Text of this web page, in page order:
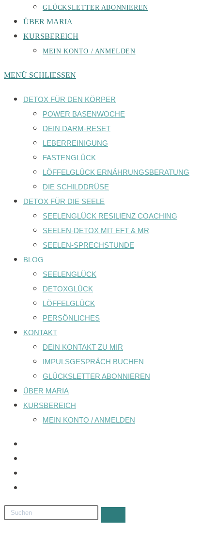
GLÜCKSLETTER ABONNIEREN
ÜBER MARIA
KURSBEREICH
MEIN KONTO / ANMELDEN
MENÜ SCHLIESSEN
DETOX FÜR DEN KÖRPER
POWER BASENWOCHE
DEIN DARM-RESET
LEBERREINIGUNG
FASTENGLÜCK
LÖFFELGLÜCK ERNÄHRUNGSBERATUNG
DIE SCHILDDRÜSE
DETOX FÜR DIE SEELE
SEELENGLÜCK RESILIENZ COACHING
SEELEN-DETOX MIT EFT & MR
SEELEN-SPRECHSTUNDE
BLOG
SEELENGLÜCK
DETOXGLÜCK
LÖFFELGLÜCK
PERSÖNLICHES
KONTAKT
DEIN KONTAKT ZU MIR
IMPULSGESPRÄCH BUCHEN
GLÜCKSLETTER ABONNIEREN
ÜBER MARIA
KURSBEREICH
MEIN KONTO / ANMELDEN